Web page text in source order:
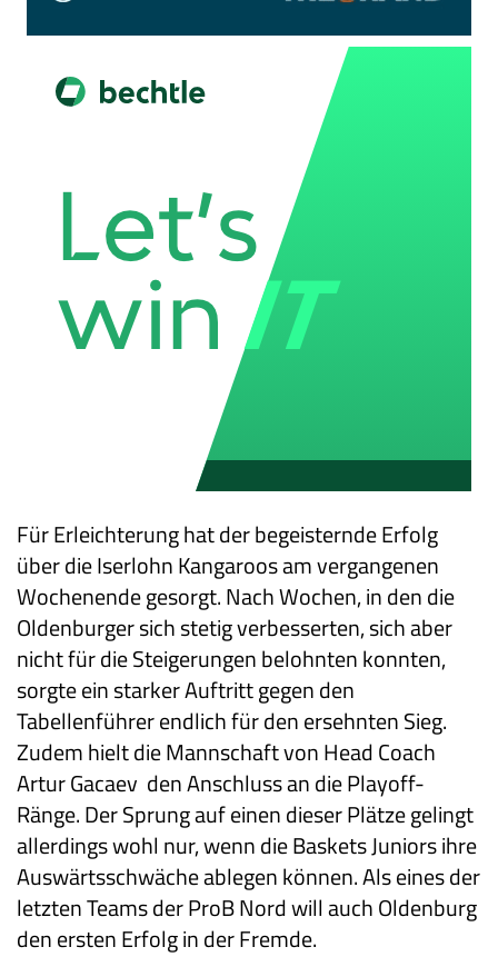
Für Erleichterung hat der begeisternde Erfolg
über die Iserlohn Kangaroos am vergangenen
Wochenende gesorgt. Nach Wochen, in den die
Oldenburger sich stetig verbesserten, sich aber
nicht für die Steigerungen belohnten konnten,
sorgte ein starker Auftritt gegen den
Tabellenführer endlich für den ersehnten Sieg.
Zudem hielt die Mannschaft von Head Coach
Artur Gacaev den Anschluss an die Playoff-
Ränge. Der Sprung auf einen dieser Plätze gelingt
allerdings wohl nur, wenn die Baskets Juniors ihre
Auswärtsschwäche ablegen können. Als eines der
letzten Teams der ProB Nord will auch Oldenburg
den ersten Erfolg in der Fremde.